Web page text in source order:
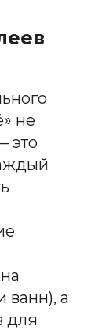
не
это
ванн), а
для